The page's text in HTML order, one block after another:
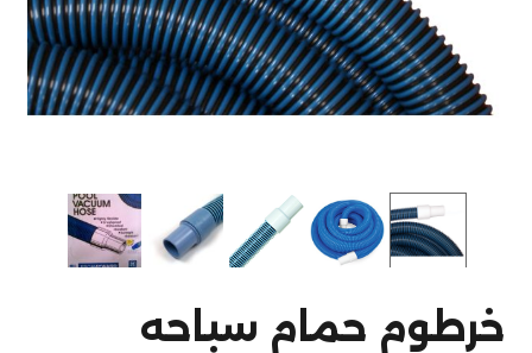
خرطوم حمام سباحه